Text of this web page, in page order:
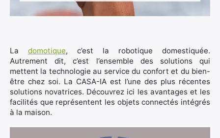
La domotique, c’est la robotique domestiquée.
Autrement dit, c’est l’ensemble des solutions qui
mettent la technologie au service du confort et du bien-
être chez soi. La CASA-IA est l’une des plus récentes
solutions novatrices. Découvrez ici les avantages et les
facilités que représentent les objets connectés intégrés
à la maison.